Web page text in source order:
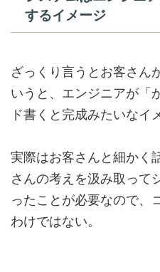
するイメージ
ざっくり言うとお客さん
いうと、エンジニアが「
ド書くと完成みたいなイ
実際はお客さんと細かく
さんの考えを汲み取って
ったことが必要なので、
わけではない。